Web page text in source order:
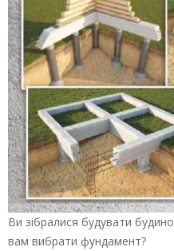
Ви зібралися будувати
вам вибрати фундамент?